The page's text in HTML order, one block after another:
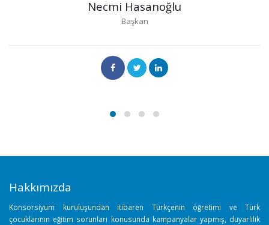
Necmi Hasanoğlu
Başkan
Hakkımızda
Konsorsiyum kuruluşundan itibaren Türkçenin öğretimi ve Türk
çocuklarının eğitim sorunları konusunda kampanyalar yapmış, duyarlılık